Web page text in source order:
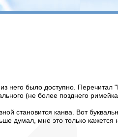
него было доступно. Перечитал
(не более позднего
становится канва. Вот
думал, мне это только